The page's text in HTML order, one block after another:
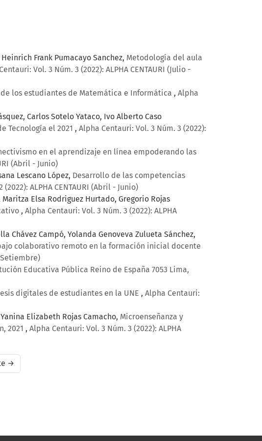
Frank Pumacayo Sanchez, Metodología del aula
Vol. 3 Núm. 3 (2022): ALPHA CENTAURI (Julio -
los estudiantes de Matemática e Informática , Alpha
Carlos Sotelo Yataco, Ivo Alberto Caso
Tecnología el 2021 , Alpha Centauri: Vol. 3 Núm. 3 (2022):
en el aprendizaje en línea empoderando las
(Abril - Junio)
Lescano López, Desarrollo de las competencias
ALPHA CENTAURI (Abril - Junio)
Elsa Rodriguez Hurtado, Gregorio Rojas
, Alpha Centauri: Vol. 3 Núm. 3 (2022): ALPHA
Chávez Campó, Yolanda Genoveva Zulueta Sánchez,
colaborativo remoto en la formación inicial docente
Setiembre)
Educativa Pública Reino de España 7053 Lima,
digitales de estudiantes en la UNE , Alpha Centauri:
Elizabeth Rojas Camacho, Microenseñanza y
2021 , Alpha Centauri: Vol. 3 Núm. 3 (2022): ALPHA
→